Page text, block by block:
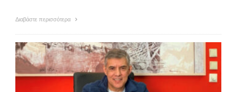
Διαβάστε περισσότερα